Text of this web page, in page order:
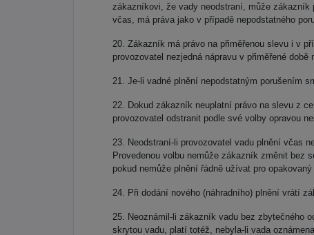
zákazníkovi, že vady neodstraní, může
včas, má práva jako v případě nepodstatného
Zákazník má právo na přiměřenou slevu i v
provozovatel nezjedná nápravu v přiměřené
Je-li vadné plnění nepodstatným porušením
Dokud zákazník neuplatní právo na slevu z
provozovatel odstranit podle své volby opravou
Neodstraní-li provozovatel vadu plnění včas
Provedenou volbu nemůže zákazník změnit bez
pokud nemůže plnění řádně užívat pro
Při dodání nového (náhradního) plnění vrátí
Neoznámil-li zákazník vadu bez zbytečného
skrytou vadu, platí totéž, nebyla-li vada